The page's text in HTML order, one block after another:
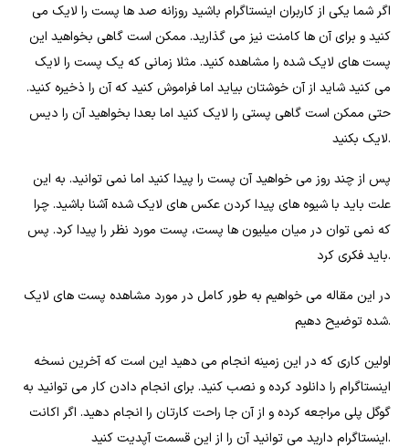
اگر شما یکی از کاربران اینستاگرام باشید روزانه صد ها پست را لایک می
کنید و برای آن ها کامنت نیز می گذارید. ممکن است گاهی بخواهید این
پست های لایک شده را مشاهده کنید. مثلا زمانی که یک پست را لایک
می کنید شاید از آن خوشتان بیاید اما فراموش کنید که آن را ذخیره کنید.
حتی ممکن است گاهی پستی را لایک کنید اما بعدا بخواهید آن را دیس
لایک بکنید.
پس از چند روز می خواهید آن پست را پیدا کنید اما نمی توانید. به این
علت باید با شیوه های پیدا کردن عکس های لایک شده آشنا باشید. چرا
که نمی توان در میان میلیون ها پست، پست مورد نظر را پیدا کرد. پس
باید فکری کرد.
در این مقاله می خواهیم به طور کامل در مورد مشاهده پست های لایک
شده توضیح دهیم.
اولین کاری که در این زمینه انجام می دهید این است که آخرین نسخه
اینستاگرام را دانلود کرده و نصب کنید. برای انجام دادن کار می توانید به
گوگل پلی مراجعه کرده و از آن جا راحت کارتان را انجام دهید. اگر اکانت
اینستاگرام دارید می توانید آن را از این قسمت آپدیت کنید.